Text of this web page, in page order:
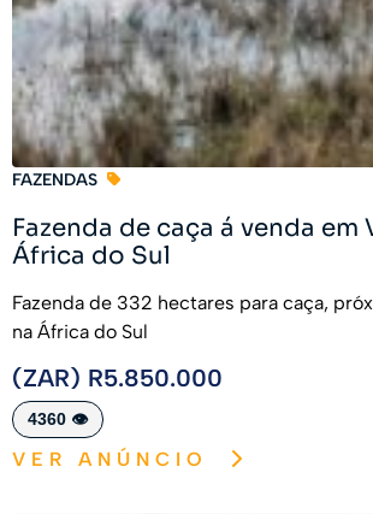
FAZENDAS
Fazenda de caça á venda em
África do Sul
Fazenda de 332 hectares para caça,
na África do Sul
(ZAR) R5.850.000
4360 👁️
VER ANÚNCIO